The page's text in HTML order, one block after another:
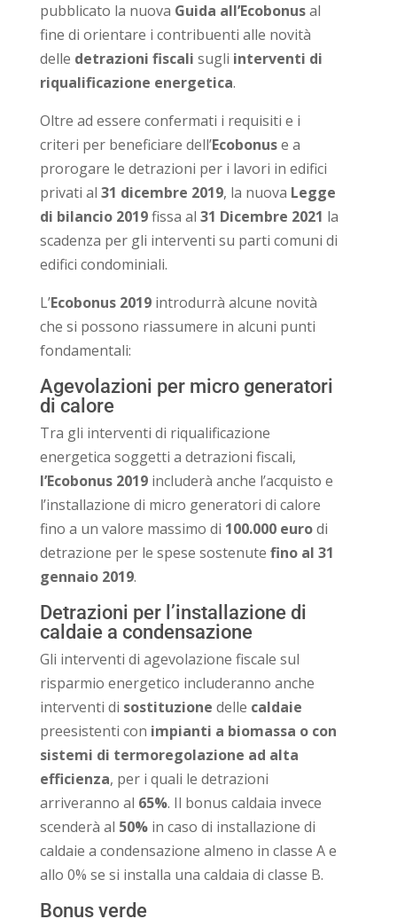
pubblicato la nuova Guida all’Ecobonusal
fine di orientare i contribuenti alle novità
delle detrazioni fiscali sugli interventi di
riqualificazione energetica.
Oltre ad essere confermati i requisiti e i
criteri per beneficiare dell’Ecobonuse a
prorogare le detrazioni per i lavori in edifici
privati al 31 dicembre 2019, la nuova Legge
di bilancio 2019fissa al 31 Dicembre 2021 la
scadenza per gli interventi su parti comuni di
edifici condominiali.
L’Ecobonus 2019introdurrà alcune novità
che si possono riassumere in alcuni punti
fondamentali:
Agevolazioni per micro generatori
di calore
Tra gli interventi di riqualificazione
energetica soggetti a detrazioni fiscali,
l’Ecobonus 2019includerà anche l’acquisto e
l’installazione di micro generatori di calore
fino a un valore massimo di 100.000 eurodi
detrazione per le spese sostenute fino al 31
gennaio 2019.
Detrazioni per l’installazione di
caldaie a condensazione
Gli interventi di agevolazione fiscale sul
risparmio energetico includeranno anche
interventi di sostituzione delle caldaie
preesistenti con impianti a biomassa o con
sistemi di termoregolazione ad alta
efficienza, per i quali le detrazioni
arriveranno al 65%. Il bonus caldaia invece
scenderà al 50%in caso di installazione di
caldaie a condensazione almeno in classe A e
allo 0% se si installa una caldaia di classe B.
Bonus verde